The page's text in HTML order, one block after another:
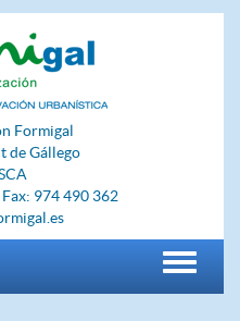
Formigal
de Gállego
974 490 362